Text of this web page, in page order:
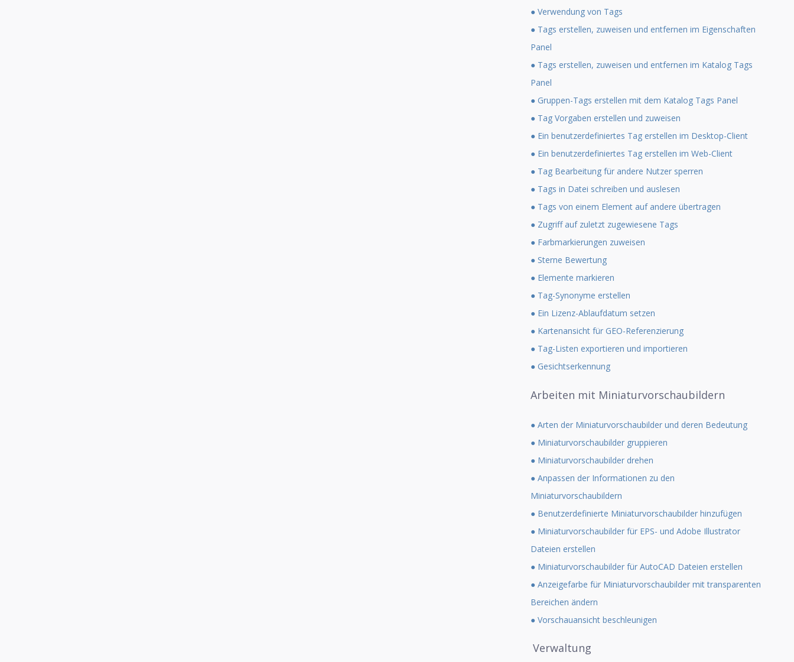
● Verwendung von Tags
● Tags erstellen, zuweisen und entfernen im Eigenschaften
Panel
● Tags erstellen, zuweisen und entfernen im Katalog Tags
Panel
● Gruppen-Tags erstellen mit dem Katalog Tags Panel
● Tag Vorgaben erstellen und zuweisen
● Ein benutzerdefiniertes Tag erstellen im Desktop-Client
● Ein benutzerdefiniertes Tag erstellen im Web-Client
● Tag Bearbeitung für andere Nutzer sperren
● Tags in Datei schreiben und auslesen
● Tags von einem Element auf andere übertragen
● Zugriff auf zuletzt zugewiesene Tags
● Farbmarkierungen zuweisen
● Sterne Bewertung
● Elemente markieren
● Tag-Synonyme erstellen
● Ein Lizenz-Ablaufdatum setzen
● Kartenansicht für GEO-Referenzierung
● Tag-Listen exportieren und importieren
● Gesichtserkennung
Arbeiten mit Miniaturvorschaubildern
● Arten der Miniaturvorschaubilder und deren Bedeutung
● Miniaturvorschaubilder gruppieren
● Miniaturvorschaubilder drehen
● Anpassen der Informationen zu den
Miniaturvorschaubildern
● Benutzerdefinierte Miniaturvorschaubilder hinzufügen
● Miniaturvorschaubilder für EPS- und Adobe Illustrator
Dateien erstellen
● Miniaturvorschaubilder für AutoCAD Dateien erstellen
● Anzeigefarbe für Miniaturvorschaubilder mit transparenten
Bereichen ändern
● Vorschauansicht beschleunigen
Verwaltung